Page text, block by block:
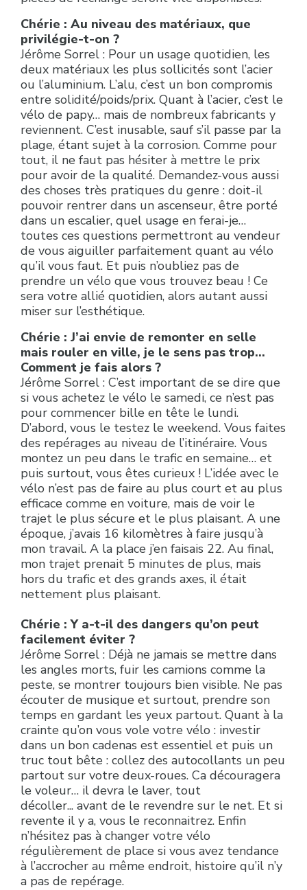
Chérie : Au niveau des matériaux, que
privilégie-t-on ?
Jérôme Sorrel : Pour un usage quotidien, les
deux matériaux les plus sollicités sont l’acier
ou l’aluminium. L’alu, c’est un bon compromis
entre solidité/poids/prix. Quant à l’acier, c’est le
vélo de papy… mais de nombreux fabricants y
reviennent. C’est inusable, sauf s’il passe par la
plage, étant sujet à la corrosion. Comme pour
tout, il ne faut pas hésiter à mettre le prix
pour avoir de la qualité. Demandez-vous aussi
des choses très pratiques du genre : doit-il
pouvoir rentrer dans un ascenseur, être porté
dans un escalier, quel usage en ferai-je…
toutes ces questions permettront au vendeur
de vous aiguiller parfaitement quant au vélo
qu’il vous faut. Et puis n’oubliez pas de
prendre un vélo que vous trouvez beau ! Ce
sera votre allié quotidien, alors autant aussi
miser sur l’esthétique.
Chérie : J’ai envie de remonter en selle
mais rouler en ville, je le sens pas trop…
Comment je fais alors ?
Jérôme Sorrel : C’est important de se dire que
si vous achetez le vélo le samedi, ce n’est pas
pour commencer bille en tête le lundi.
D’abord, vous le testez le weekend. Vous faites
des repérages au niveau de l’itinéraire. Vous
montez un peu dans le trafic en semaine… et
puis surtout, vous êtes curieux ! L’idée avec le
vélo n’est pas de faire au plus court et au plus
efficace comme en voiture, mais de voir le
trajet le plus sécure et le plus plaisant. A une
époque, j’avais 16 kilomètres à faire jusqu’à
mon travail. A la place j’en faisais 22. Au final,
mon trajet prenait 5 minutes de plus, mais
hors du trafic et des grands axes, il était
nettement plus plaisant.
Chérie : Y a-t-il des dangers qu’on peut
facilement éviter ?
Jérôme Sorrel : Déjà ne jamais se mettre dans
les angles morts, fuir les camions comme la
peste, se montrer toujours bien visible. Ne pas
écouter de musique et surtout, prendre son
temps en gardant les yeux partout. Quant à la
crainte qu’on vous vole votre vélo : investir
dans un bon cadenas est essentiel et puis un
truc tout bête : collez des autocollants un peu
partout sur votre deux-roues. Ca découragera
le voleur… il devra le laver, tout
décoller... avant de le revendre sur le net. Et si
revente il y a, vous le reconnaitrez. Enfin
n’hésitez pas à changer votre vélo
régulièrement de place si vous avez tendance
à l’accrocher au même endroit, histoire qu’il n’y
a pas de repérage.